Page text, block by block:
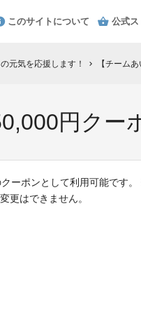
このサイトについて 公式ス
元気を応援します！ chevron_right 【チーム
円クー
ーポンとして利用可能です
更はできません。